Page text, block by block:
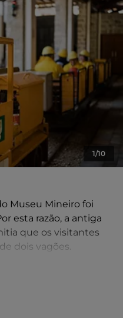
1/10
Museu Mineiro foi
esta razão, a antiga
que os visitantes
dois vagões.